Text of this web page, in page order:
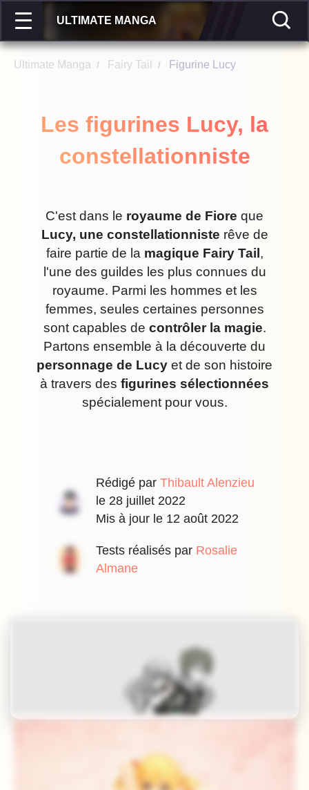
ULTIMATE MANGA
Ultimate Manga / Fairy Tail / Figurine Lucy
Les figurines Lucy, la
constellationniste
C'est dans le royaume de Fiore que
Lucy, une constellationniste rêve de
faire partie de la magique Fairy Tail ,
l'une des guildes les plus connues du
royaume. Parmi les hommes et les
femmes, seules certaines personnes
sont capables de contrôler la magie.
Partons ensemble à la découverte du
personnage de Lucy et de son histoire
à travers des figurines sélectionnées
spécialement pour vous.
Rédigé par Thibault Alenzieu
le 28 juillet 2022
Mis à jour le 12 août 2022
Tests réalisés par Rosalie
Almane